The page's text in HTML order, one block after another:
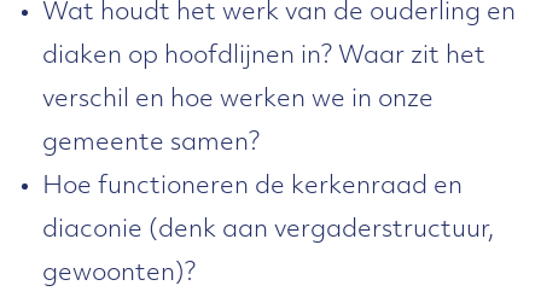
Wat houdt het werk van de ouderling en
diaken op hoofdlijnen in? Waar zit het
verschil en hoe werken we in onze
gemeente samen?
Hoe functioneren de kerkenraad en
diaconie (denk aan vergaderstructuur,
gewoonten)?